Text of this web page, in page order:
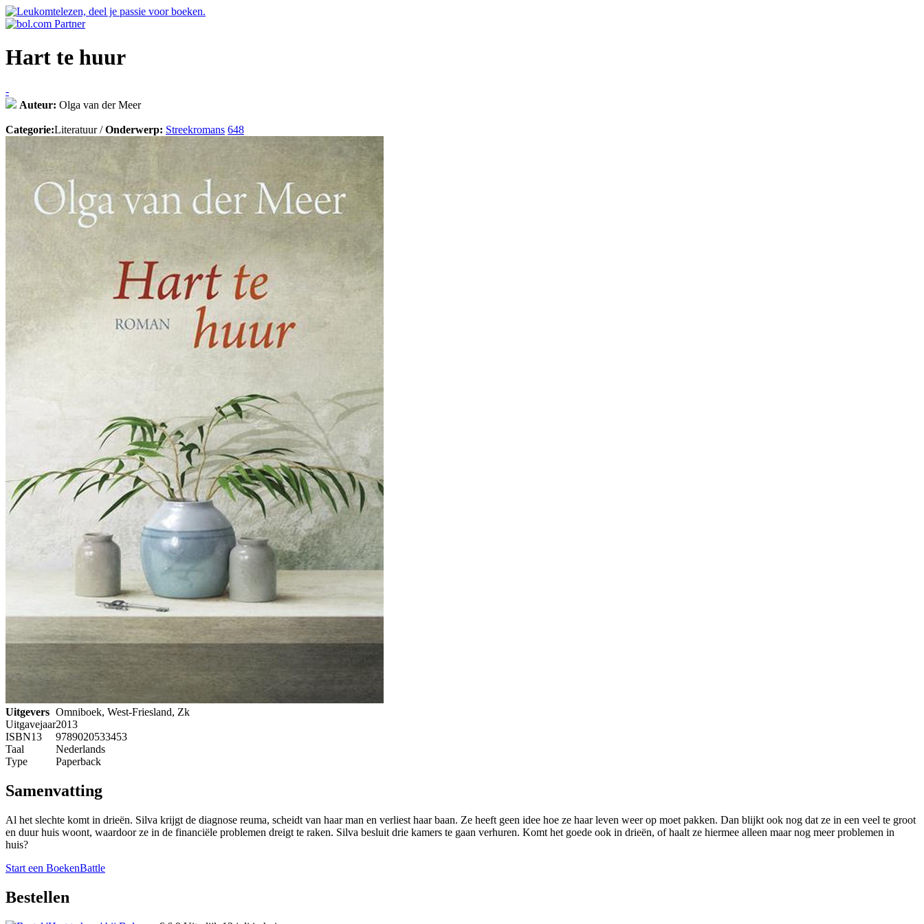
Hart te huur
-
Auteur: Olga van der Meer
Categorie:Literatuur /Onderwerp: Streekromans 648
Uitgevers Omniboek, West-Friesland, Zk
Uitgavejaar2013
ISBN13
9789020533453
Taal
Nederlands
Type
Paperback
Samenvatting
Al het slechte komt in drieën. Silva krijgt de diagnose reuma, scheidt van haar man en verliest haar baan. Ze heeft geen idee hoe ze haar leven weer op moet pakken. Dan blijkt ook nog dat ze in een veel te groot
en duur huis woont, waardoor ze in de financiële problemen dreigt te raken. Silva besluit drie kamers te gaan verhuren. Komt het goede ook in drieën, of haalt ze hiermee alleen maar nog meer problemen in
huis?
Start een BoekenBattle
Bestellen